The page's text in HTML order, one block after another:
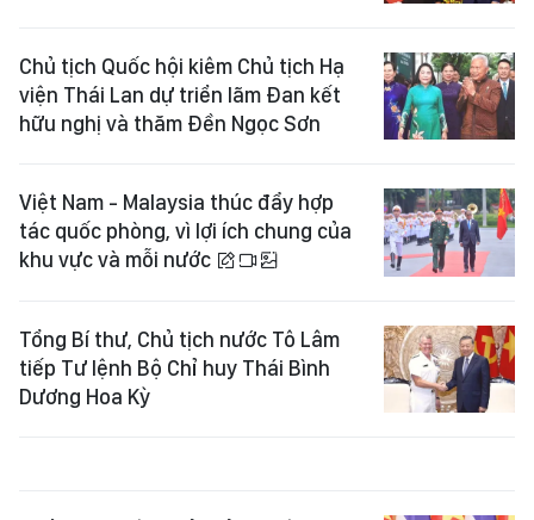
Chủ tịch Quốc hội kiêm Chủ tịch Hạ
viện Thái Lan dự triển lãm Đan kết
hữu nghị và thăm Đền Ngọc Sơn
Việt Nam - Malaysia thúc đẩy hợp
tác quốc phòng, vì lợi ích chung của
khu vực và mỗi nước
Tổng Bí thư, Chủ tịch nước Tô Lâm
tiếp Tư lệnh Bộ Chỉ huy Thái Bình
Dương Hoa Kỳ